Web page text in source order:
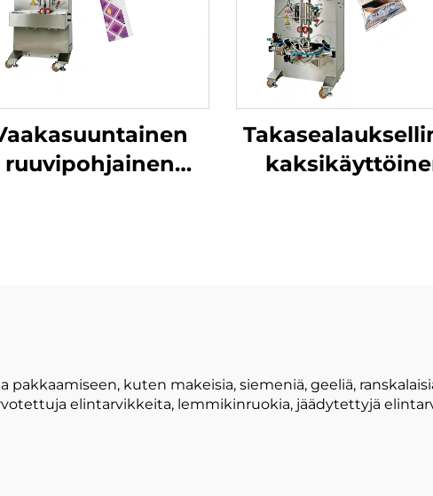
ruuvipohjainen
kuten makeisia, siemeniä, geeliä,
elintarvikkeita, lemmikinruokia, jäädytettyjä